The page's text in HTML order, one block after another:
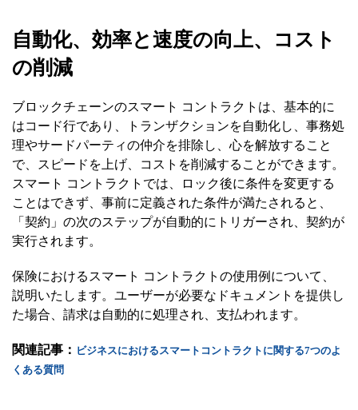
自動化、効率と速度の向上、コスト
の削減
ブロックチェーンのスマート コントラクトは、基本的に
はコード行であり、トランザクションを自動化し、事務処
理やサードパーティの仲介を排除し、心を解放すること
で、スピードを上げ、コストを削減することができます。
スマート コントラクトでは、ロック後に条件を変更する
ことはできず、事前に定義された条件が満たされると、
「契約」の次のステップが自動的にトリガーされ、契約が
実行されます。
保険におけるスマート コントラクトの使用例について、
説明いたします。ユーザーが必要なドキュメントを提供し
た場合、請求は自動的に処理され、支払われます。
関連記事： ビジネスにおけるスマートコントラクトに関する7つのよ
くある質問